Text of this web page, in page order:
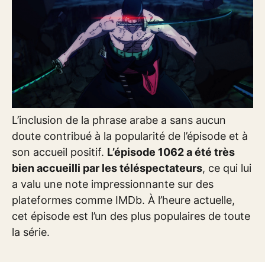
L’inclusion de la phrase arabe a sans aucun
doute contribué à la popularité de l’épisode et à
son accueil positif. L’épisode 1062 a été très
bien accueilli par les téléspectateurs, ce qui lui
a valu une note impressionnante sur des
plateformes comme IMDb. À l’heure actuelle,
cet épisode est l’un des plus populaires de toute
la série.